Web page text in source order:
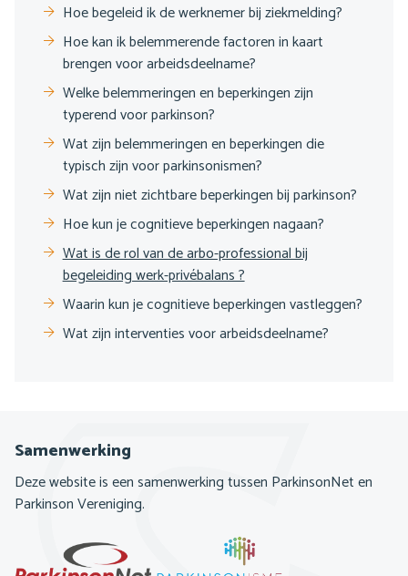
Hoe begeleid ik de werknemer bij ziekmelding?
Hoe kan ik belemmerende factoren in kaart
brengen voor arbeidsdeelname?
Welke belemmeringen en beperkingen zijn
typerend voor parkinson?
Wat zijn belemmeringen en beperkingen die
typisch zijn voor parkinsonismen?
Wat zijn niet zichtbare beperkingen bij parkinson?
Hoe kun je cognitieve beperkingen nagaan?
Wat is de rol van de arbo-professional bij
begeleiding werk-privébalans ?
Waarin kun je cognitieve beperkingen vastleggen?
Wat zijn interventies voor arbeidsdeelname?
Samenwerking
Deze website is een samenwerking tussen ParkinsonNet en
Parkinson Vereniging.